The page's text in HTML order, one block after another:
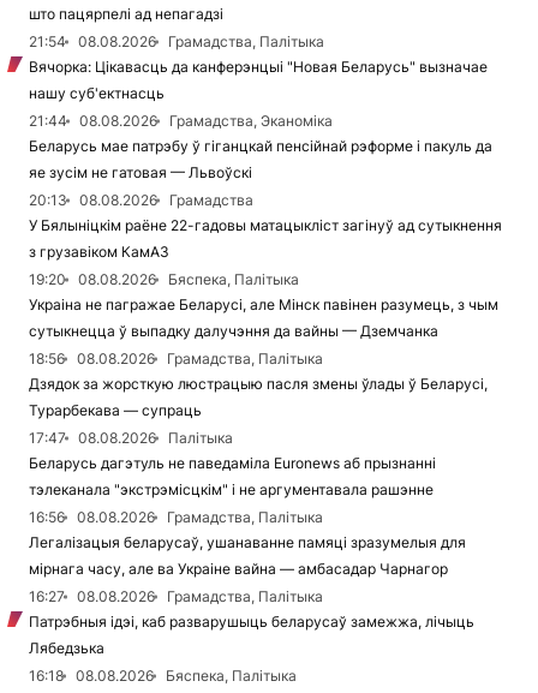
што пацярпелі ад непагадзі
21:54
08.08.2026
Грамадства, Палітыка
Вячорка: Цікавасць да канферэнцыі "Новая Беларусь" вызначае
нашу суб'ектнасць
21:44
08.08.2026
Грамадства, Эканоміка
Беларусь мае патрэбу ў гіганцкай пенсійнай рэформе і пакуль да
яе зусім не гатовая — Львоўскі
20:13
08.08.2026
Грамадства
У Бялыніцкім раёне 22-гадовы матацыкліст загінуў ад сутыкнення
з грузавіком КамАЗ
19:20
08.08.2026
Бяспека, Палітыка
Украіна не пагражае Беларусі, але Мінск павінен разумець, з чым
сутыкнецца ў выпадку далучэння да вайны — Дземчанка
18:56
08.08.2026
Грамадства, Палітыка
Дзядок за жорсткую люстрацыю пасля змены ўлады ў Беларусі,
Турарбекава — супраць
17:47
08.08.2026
Палітыка
Беларусь дагэтуль не паведаміла Euronews аб прызнанні
тэлеканала "экстрэмісцкім" і не аргументавала рашэнне
16:56
08.08.2026
Грамадства, Палітыка
Легалізацыя беларусаў, ушанаванне памяці зразумелыя для
мірнага часу, але ва Украіне вайна — амбасадар Чарнагор
16:27
08.08.2026
Грамадства, Палітыка
Патрэбныя ідэі, каб разварушыць беларусаў замежжа, лічыць
Лябедзька
16:18
08.08.2026
Бяспека, Палітыка